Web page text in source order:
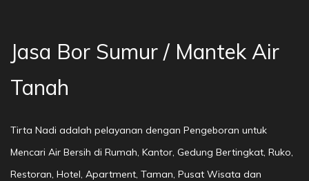
Jasa Bor Sumur / Mantek Air
Tanah
Tirta Nadi adalah pelayanan dengan Pengeboran untuk
Mencari Air Bersih di Rumah, Kantor, Gedung Bertingkat, Ruko,
Restoran, Hotel, Apartment, Taman, Pusat Wisata dan